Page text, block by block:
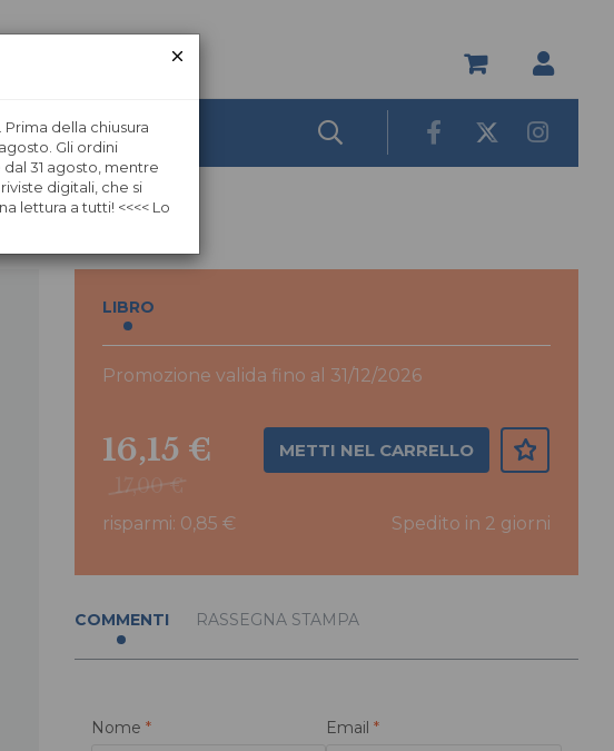
LIBRO
Promozione valida fino al 31/12/2026
17,00 €
16,15 € METTI NEL CARRELLO
risparmi: 0,85 € Spedito in 2 giorni
COMMENTI RASSEGNA STAMPA
Nome * Email*
della chiusura
Gli ordini
31 agosto, mentre
digitali, che si
lettura a tutti! <<<< Lo